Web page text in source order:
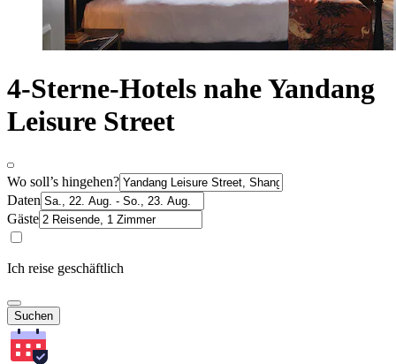
4-Sterne-Hotels nahe Yandang
Leisure Street
Wo soll’s hingehen?
Daten
Gäste
Ich reise geschäftlich
Suchen